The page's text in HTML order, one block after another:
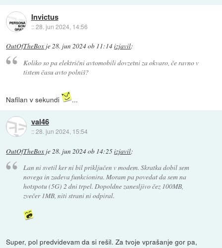
Invictus
::28. jun 2024, 14:56
OutOfTheBox je28. jun 2024 ob 11:14izjavil:
Koliko so pa električni avtomobili dovzetni za okvaro, če ravno v
tistem času avto polniš?
Nafilan v sekundi ...
val46
::28. jun 2024, 15:54
OutOfTheBox je28. jun 2024 ob 14:25izjavil:
Lan ni svetil ker ni bil priključen v modem. Skratka dobil sem
novega in zadeva funkcionira. Moram pa povedat da sem na
hotspotu (5G) 2 dni trpel. Dopoldne zanesljivo čez 100MB,
zvečer 1MB, niti strani ni odpiral.
Super, pol predvidevam da si rešil. Za tvoje vprašanje gor pa,